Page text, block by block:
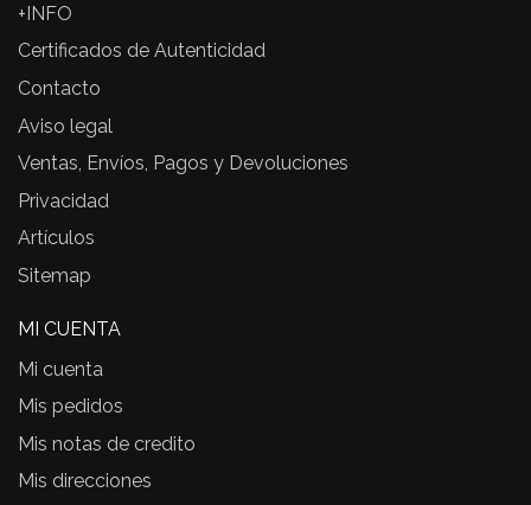
+INFO
Certificados de Autenticidad
Contacto
Aviso legal
Ventas, Envíos, Pagos y Devoluciones
Privacidad
Artículos
Sitemap
MI CUENTA
Mi cuenta
Mis pedidos
Mis notas de credito
Mis direcciones